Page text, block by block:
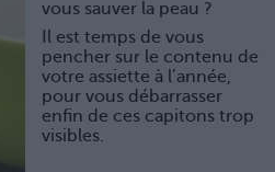
vous sauver la peau ?
Il est temps de vous
pencher sur le contenu de
votre assiette à l’année,
pour vous débarrasser
enfin de ces capitons trop
visibles.